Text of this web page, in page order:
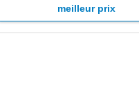
meilleur prix